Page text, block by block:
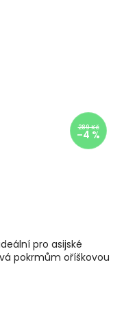
289 Kč
–4 %
pro asijské
pokrmům oříškovou